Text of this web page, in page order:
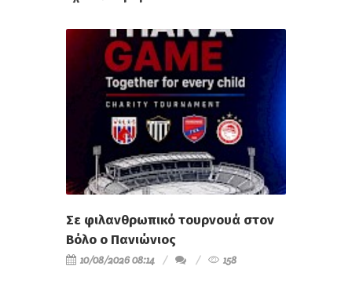
Σε φιλανθρωπικό τουρνουά στον
Βόλο ο Πανιώνιος
10/08/2026 08:14 158